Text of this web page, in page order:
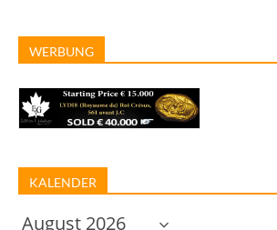
WERBUNG
KALENDER